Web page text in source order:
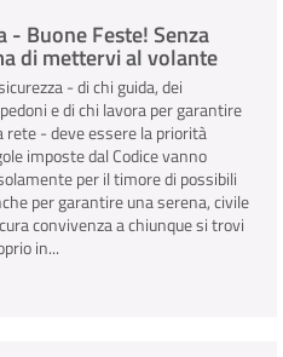
- Buone Feste! Senza
di mettervi al volante
- di chi guida, dei
e di chi lavora per garantire
rete - deve essere la priorità
imposte dal Codice vanno
per il timore di possibili
per garantire una serena, civile
convivenza a chiunque si trovi
in...